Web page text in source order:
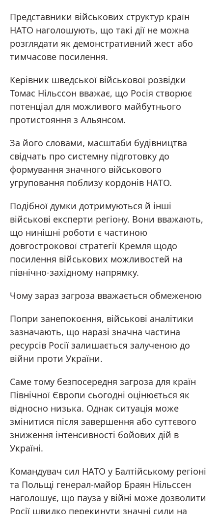
Представники військових структур країн
НАТО наголошують, що такі дії не можна
розглядати як демонстративний жест або
тимчасове посилення.
Керівник шведської військової розвідки
Томас Нільссон вважає, що Росія створює
потенціал для можливого майбутнього
протистояння з Альянсом.
За його словами, масштаби будівництва
свідчать про системну підготовку до
формування значного військового
угруповання поблизу кордонів НАТО.
Подібної думки дотримуються й інші
військові експерти регіону. Вони вважають,
що нинішні роботи є частиною
довгострокової стратегії Кремля щодо
посилення військових можливостей на
північно-західному напрямку.
Чому зараз загроза вважається обмеженою
Попри занепокоєння, військові аналітики
зазначають, що наразі значна частина
ресурсів Росії залишається залученою до
війни проти України.
Саме тому безпосередня загроза для країн
Північної Європи сьогодні оцінюється як
відносно низька. Однак ситуація може
змінитися після завершення або суттєвого
зниження інтенсивності бойових дій в
Україні.
Командувач сил НАТО у Балтійському регіоні
та Польщі генерал-майор Браян Нільссен
наголошує, що пауза у війні може дозволити
Росії швидко перекинути значні сили на